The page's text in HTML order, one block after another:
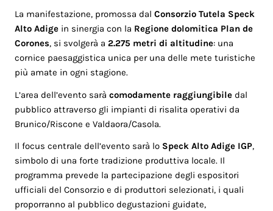
La manifestazione, promossa dalConsorzio Tutela Speck
Alto Adige in sinergia con la Regione dolomitica Plan de
Corones, si svolgerà a2.275 metri di altitudine: una
cornice paesaggistica unica per una delle mete turistiche
più amate in ogni stagione.
L’area dell’evento saràcomodamente raggiungibile dal
pubblico attraverso gli impianti di risalita operativi da
Brunico/Riscone e Valdaora/Casola.
Il focus centrale dell’evento sarà lo Speck Alto Adige IGP,
simbolo di una forte tradizione produttiva locale. Il
programma prevede la partecipazione degli espositori
ufficiali del Consorzio e di produttori selezionati, i quali
proporranno al pubblico degustazioni guidate,